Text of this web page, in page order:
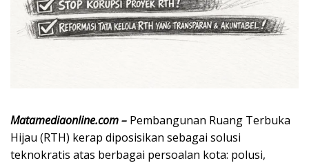
Matamediaonline.com – Pembangunan Ruang Terbuka
Hijau (RTH) kerap diposisikan sebagai solusi
teknokratis atas berbagai persoalan kota: polusi,